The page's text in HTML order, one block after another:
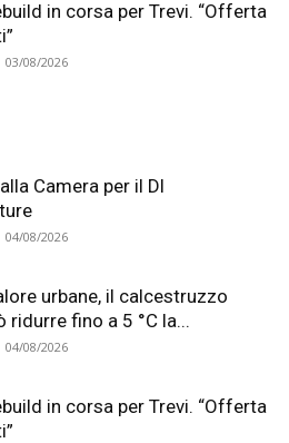
in corsa per Trevi. “Offerta
03/08/2026
Camera per il Dl
04/08/2026
urbane, il calcestruzzo
ridurre fino a 5 °C la...
04/08/2026
in corsa per Trevi. “Offerta